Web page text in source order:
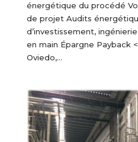
énergétique du procédé
de projet Audits
d’investissement,
en main Épargne Payback
Oviedo,...